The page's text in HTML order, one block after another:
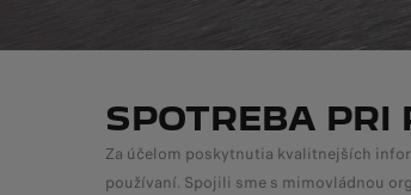
SPOTREBA PRI
Za účelom poskytnutia kvalitnejších
používaní. Spojili sme s mimovládnou